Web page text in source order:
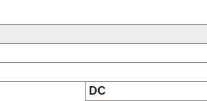
DC